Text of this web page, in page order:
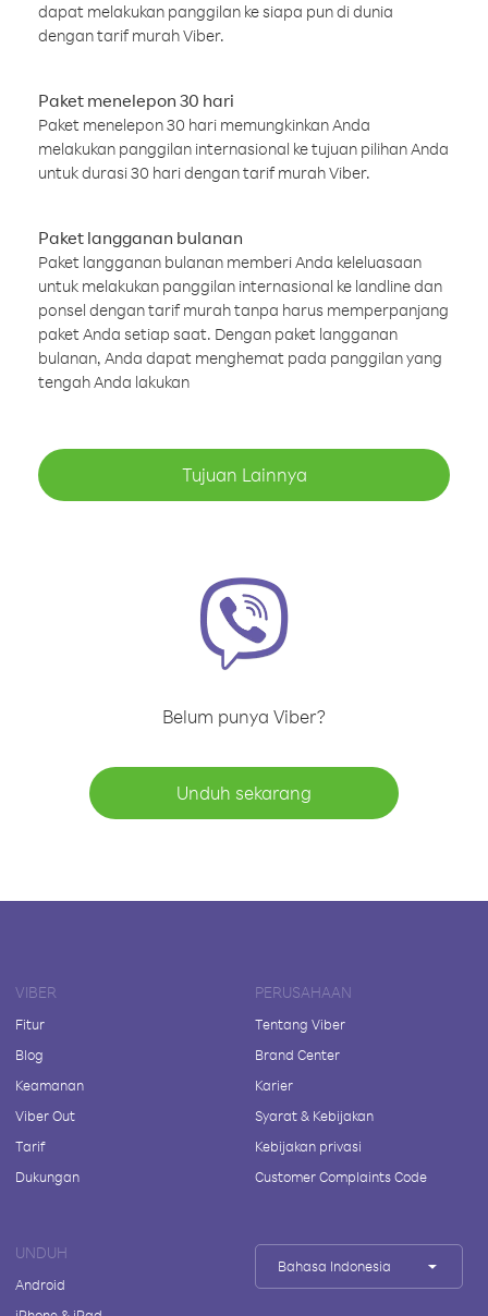
dapat melakukan panggilan ke siapa pun di dunia
dengan tarif murah Viber.
Paket menelepon 30 hari
Paket menelepon 30 hari memungkinkan Anda
melakukan panggilan internasional ke tujuan pilihan Anda
untuk durasi 30 hari dengan tarif murah Viber.
Paket langganan bulanan
Paket langganan bulanan memberi Anda keleluasaan
untuk melakukan panggilan internasional ke landline dan
ponsel dengan tarif murah tanpa harus memperpanjang
paket Anda setiap saat. Dengan paket langganan
bulanan, Anda dapat menghemat pada panggilan yang
tengah Anda lakukan
Tujuan Lainnya
Belum punya Viber?
Unduh sekarang
VIBER
Fitur
Blog
Keamanan
Viber Out
Tarif
Dukungan
PERUSAHAAN
Tentang Viber
Brand Center
Karier
Syarat & Kebijakan
Kebijakan privasi
Customer Complaints Code
UNDUH
Android
Bahasa Indonesia